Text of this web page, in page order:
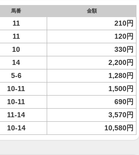
馬番 金額
11 210円
11
120円
10
330円
14
2,200円
5-6
1,280円
10-11 1,500円
10-11
690円
11-14
3,570円
10-14
10,580円